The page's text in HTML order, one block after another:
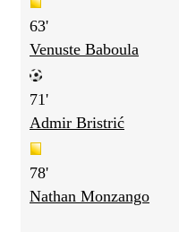
63'
Venuste Baboula
71'
Admir Bristrić
78'
Nathan Monzango